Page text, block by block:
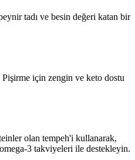
tadı ve besin değeri katan bir
Pişirme için zengin ve keto dostu
olan tempeh'i kullanarak,
3 takviyeleri ile destekleyin.